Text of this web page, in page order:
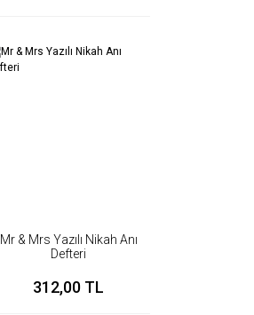
Mr & Mrs Yazılı Nikah Anı
Defteri
312,00 TL